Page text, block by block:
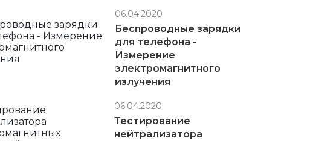
06.04.2020
Беспроводные зарядки
для телефона -
Измерение
электромагнитного
излучения
06.04.2020
Тестирование
нейтрализатора